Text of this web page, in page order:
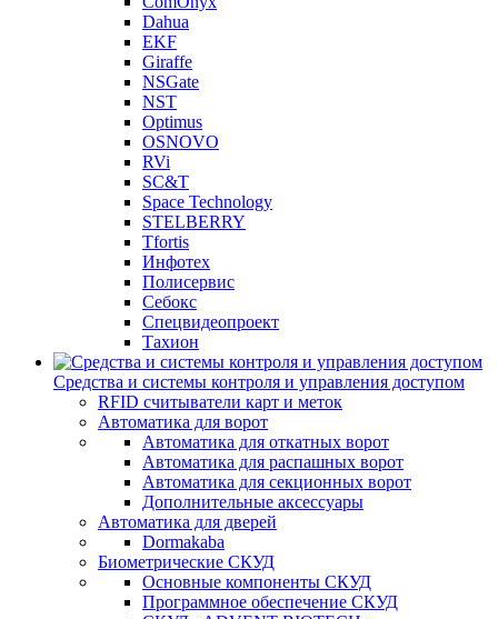
Dahua
EKF
Giraffe
NSGate
NST
Optimus
OSNOVO
RVi
SC&T
Space Technology
STELBERRY
Tfortis
Инфотех
Полисервис
Себокс
Спецвидеопроект
Тахион
Средства и системы контроля и управления доступом
RFID считыватели карт и меток
Автоматика для ворот
Автоматика для откатных ворот
Автоматика для распашных ворот
Автоматика для секционных ворот
Дополнительные аксессуары
Автоматика для дверей
Dormakaba
Биометрические СКУД
Основные компоненты СКУД
Программное обеспечение СКУД